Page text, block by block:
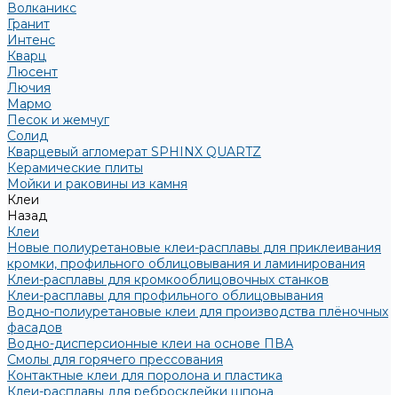
Волканикс
Гранит
Интенс
Кварц
Люсент
Лючия
Мармо
Песок и жемчуг
Солид
Кварцевый агломерат SPHINX QUARTZ
Керамические плиты
Мойки и раковины из камня
Клеи
Назад
Клеи
Новые полиуретановые клеи-расплавы для приклеивания
кромки, профильного облицовывания и ламинирования
Клеи-расплавы для кромкооблицовочных станков
Клеи-расплавы для профильного облицовывания
Водно-полиуретановые клеи для производства плёночных
фасадов
Водно-дисперсионные клеи на основе ПВА
Смолы для горячего прессования
Контактные клеи для поролона и пластика
Клеи-расплавы для ребросклейки шпона